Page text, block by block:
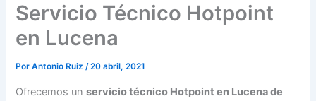
Servicio Técnico Hotpoint
en Lucena
PorAntonio Ruiz/20 abril, 2021
Ofrecemos unservicio técnico Hotpoint en Lucena de